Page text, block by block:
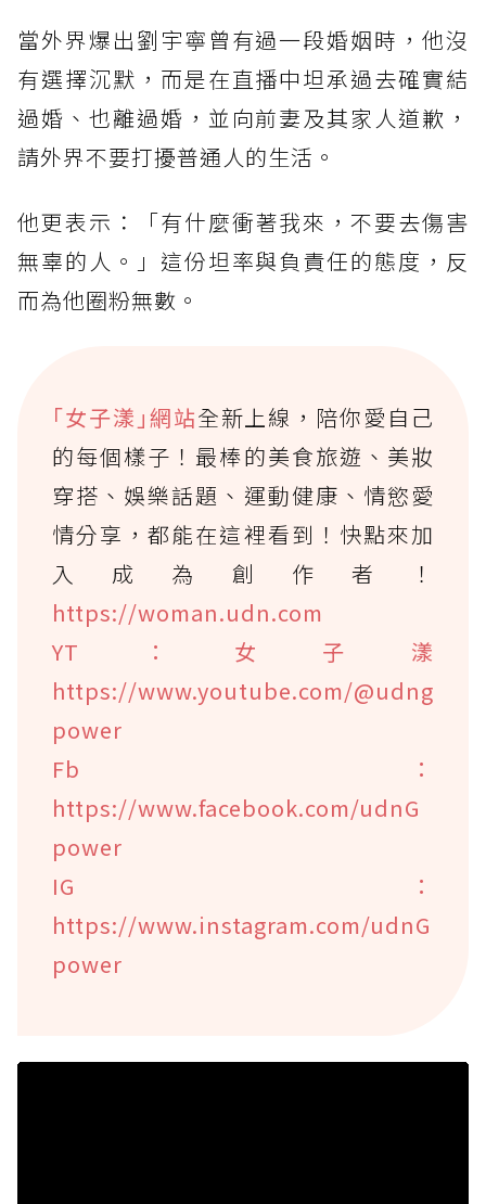
當外界爆出劉宇寧曾有過一段婚姻時，他沒
有選擇沉默，而是在直播中坦承過去確實結
過婚、也離過婚，並向前妻及其家人道歉，
請外界不要打擾普通人的生活。
他更表示：「有什麼衝著我來，不要去傷害
無辜的人。」這份坦率與負責任的態度，反
而為他圈粉無數。
｢女子漾｣網站全新上線，陪你愛自己
的每個樣子！最棒的美食旅遊、美妝
穿搭、娛樂話題、運動健康、情慾愛
情分享，都能在這裡看到！快點來加
入成為創作者！
https://woman.udn.com
YT：女子漾
https://www.youtube.com/@udng
power
Fb：
https://www.facebook.com/udnG
power
IG：
https://www.instagram.com/udnG
power